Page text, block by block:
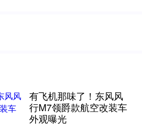
有飞机那味了！东风风
行M7领爵款航空改装车
外观曝光